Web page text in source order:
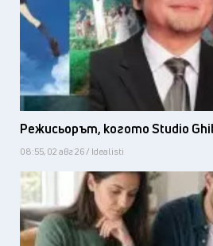
Режисьорът, когото Studio
08:55, 02 авг 26 / Idealisti